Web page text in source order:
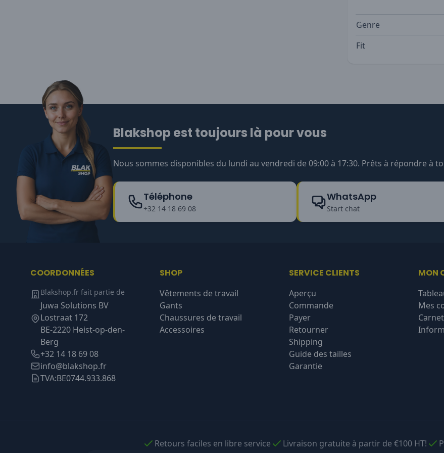
Genre
Fit
Blakshop est toujours là pour vous
Nous sommes disponibles du lundi au vendredi de 09:00 à 17:30. Prêts à répondre à
Téléphone
+32 14 18 69 08
WhatsApp
Start chat
COORDONNÉES
Blakshop.fr fait partie de
Juwa Solutions BV
Lostraat 172
BE-2220 Heist-op-den-
Berg
+32 14 18 69 08
info@blakshop.fr
TVA:BE0744.933.868
SHOP
Vêtements de travail
Gants
Chaussures de travail
Accessoires
SERVICE CLIENTS
Aperçu
Commande
Payer
Retourner
Shipping
Guide des tailles
Garantie
MON
Mes
Retours faciles en libre service Livraison gratuite à partir de €100 HT!